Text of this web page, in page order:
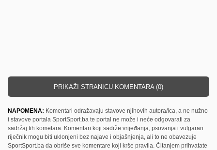
PRIKAŽI STRANICU KOMENTARA (0)
NAPOMENA: Komentari odražavaju stavove njihovih autora/ica, a ne nužno
i stavove portala SportSport.ba te portal ne može i neće odgovarati za
sadržaj tih kometara. Komentari koji sadrže vrijeđanja, psovanja i vulgaran
riječnik mogu biti uklonjeni bez najave i objašnjenja, ali to ne obavezuje
SportSport.ba da obriše sve komentare koji krše pravila. Čitanjem prihvatate